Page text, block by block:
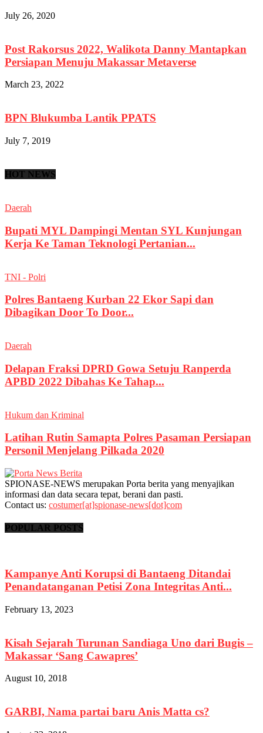
July 26, 2020
Post Rakorsus 2022, Walikota Danny Mantapkan
Persiapan Menuju Makassar Metaverse
March 23, 2022
BPN Blukumba Lantik PPATS
July 7, 2019
HOT NEWS
Daerah
Bupati MYL Dampingi Mentan SYL Kunjungan
Kerja Ke Taman Teknologi Pertanian...
TNI - Polri
Polres Bantaeng Kurban 22 Ekor Sapi dan
Dibagikan Door To Door...
Daerah
Delapan Fraksi DPRD Gowa Setuju Ranperda
APBD 2022 Dibahas Ke Tahap...
Hukum dan Kriminal
Latihan Rutin Samapta Polres Pasaman Persiapan
Personil Menjelang Pilkada 2020
SPIONASE-NEWS merupakan Porta berita yang menyajikan
informasi dan data secara tepat, berani dan pasti.
Contact us: costumer[at]spionase-news[dot]com
POPULAR POSTS
Kampanye Anti Korupsi di Bantaeng Ditandai
Penandatanganan Petisi Zona Integritas Anti...
February 13, 2023
Kisah Sejarah Turunan Sandiaga Uno dari Bugis –
Makassar ‘Sang Cawapres’
August 10, 2018
GARBI, Nama partai baru Anis Matta cs?